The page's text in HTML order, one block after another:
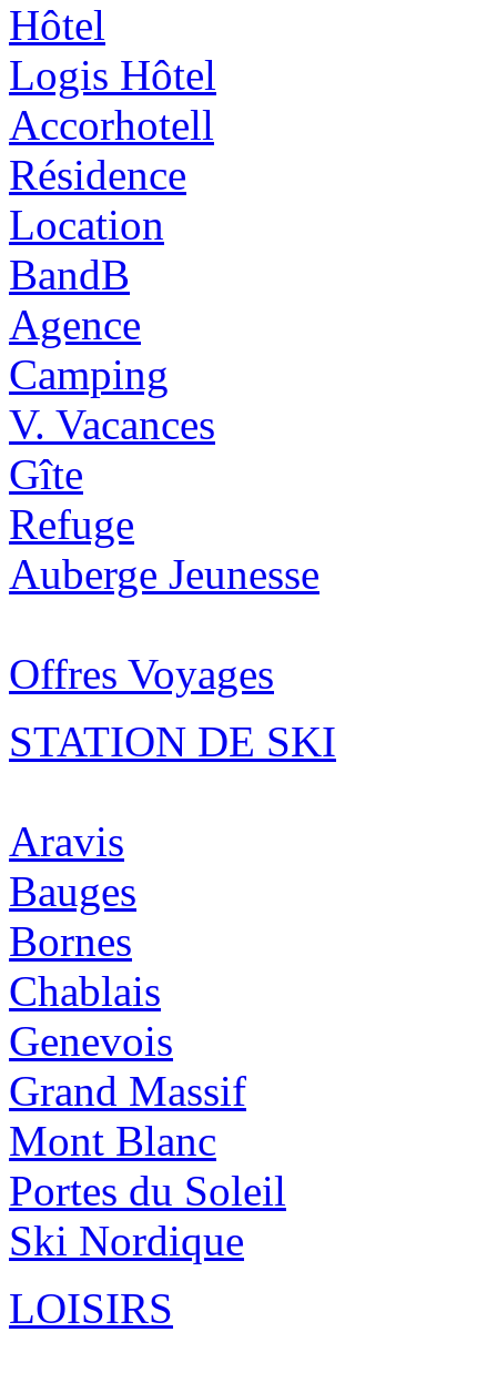
Hôtel
Logis Hôtel
Accorhotell
Résidence
Location
BandB
Agence
Camping
V. Vacances
Gîte
Refuge
Auberge Jeunesse
Offres Voyages
STATION DE SKI
Aravis
Bauges
Bornes
Chablais
Genevois
Grand Massif
Mont Blanc
Portes du Soleil
Ski Nordique
LOISIRS